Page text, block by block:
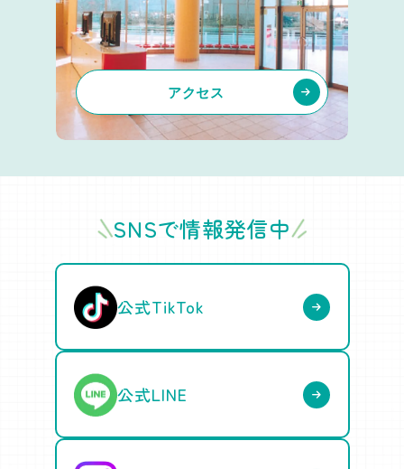
アクセス
SNSで情報発信中
公式TikTok
公式LINE